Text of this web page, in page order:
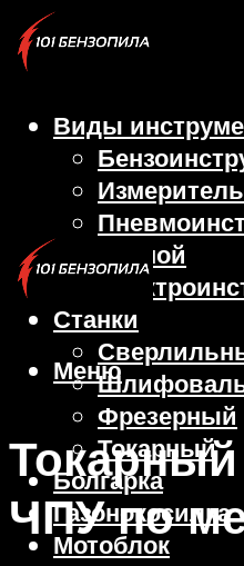
Виды
Ручной
Станки
Фрезерный
Токарный
Болгарка
Газонокосилка
Мотоблок
Меню
Токарный
ЧПУ по